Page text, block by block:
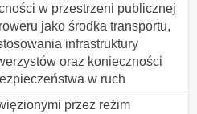
w przestrzeni publicznej
jako środka transportu,
infrastruktury
oraz konieczności
w ruch
przez reżim